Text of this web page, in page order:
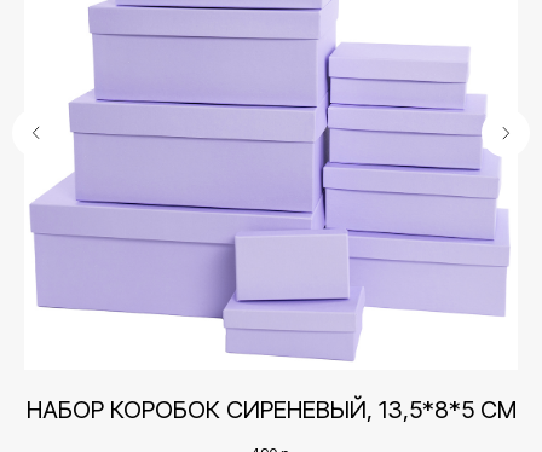
НАБОР КОРОБОК СИРЕНЕВЫЙ, 13,5*8*5 СМ
Контакты
+7 (495) 005-03-13
help@upakovali.online